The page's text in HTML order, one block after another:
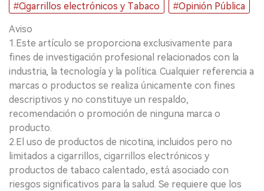
#Cigarrillos electrónicos y Tabaco
#Opinión Pública
Aviso
1.Este artículo se proporciona exclusivamente para
fines de investigación profesional relacionados con la
industria, la tecnología y la política. Cualquier referencia a
marcas o productos se realiza únicamente con fines
descriptivos y no constituye un respaldo,
recomendación o promoción de ninguna marca o
producto.
2.El uso de productos de nicotina, incluidos pero no
limitados a cigarrillos, cigarrillos electrónicos y
productos de tabaco calentado, está asociado con
riesgos significativos para la salud. Se requiere que los